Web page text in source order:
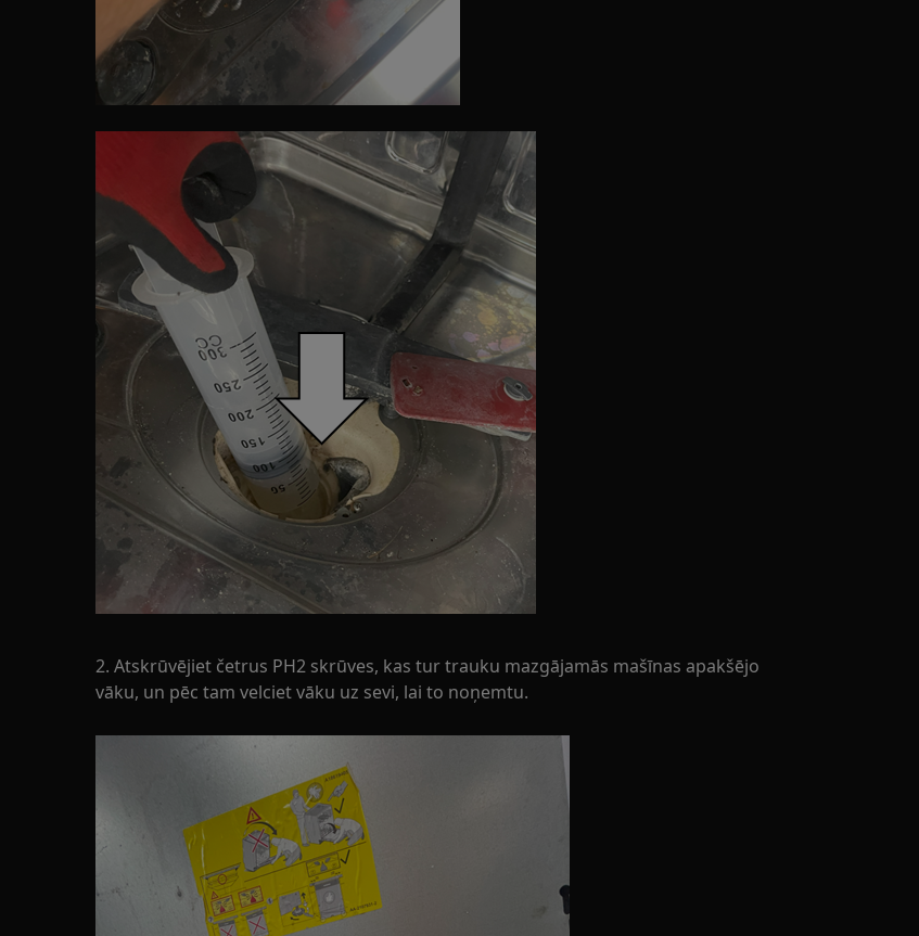
2. Atskrūvējiet četrus PH2 skrūves, kas tur trauku mazgājamās mašīnas apakšējo
vāku, un pēc tam velciet vāku uz sevi, lai to noņemtu.